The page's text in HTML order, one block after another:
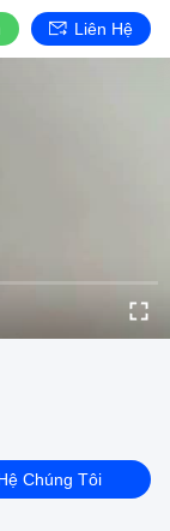
Liên Hệ
Chúng Tôi